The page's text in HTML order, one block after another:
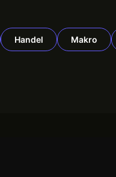
Handel Makro